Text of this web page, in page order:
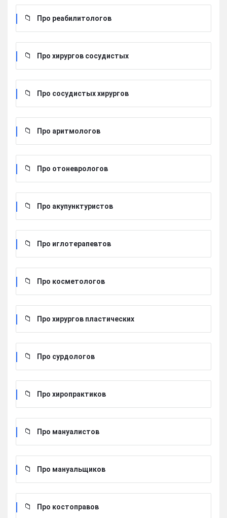
Про реабилитологов
Про хирургов сосудистых
Про сосудистых хирургов
Про аритмологов
Про отоневрологов
Про акупунктуристов
Про иглотерапевтов
Про косметологов
Про хирургов пластических
Про сурдологов
Про хиропрактиков
Про мануалистов
Про мануальщиков
Про костоправов